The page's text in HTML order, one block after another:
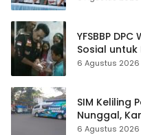
YFSBBP
Sosial
Panas
6 Agustus 2026
SIM Keliling
Nunggal,
6 Agustus 2026